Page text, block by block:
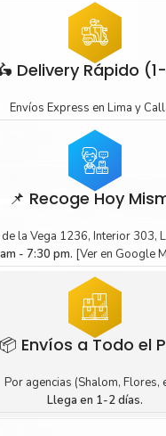
Delivery Rápido
Envíos Express en Lima y
📌 Recoge Hoy
la Vega 1236, Interior 303,
am - 7:30 pm. [Ver en Google
📦 Envíos a Todo el
Por agencias (Shalom, Flores,
Llega en 1-2 días.